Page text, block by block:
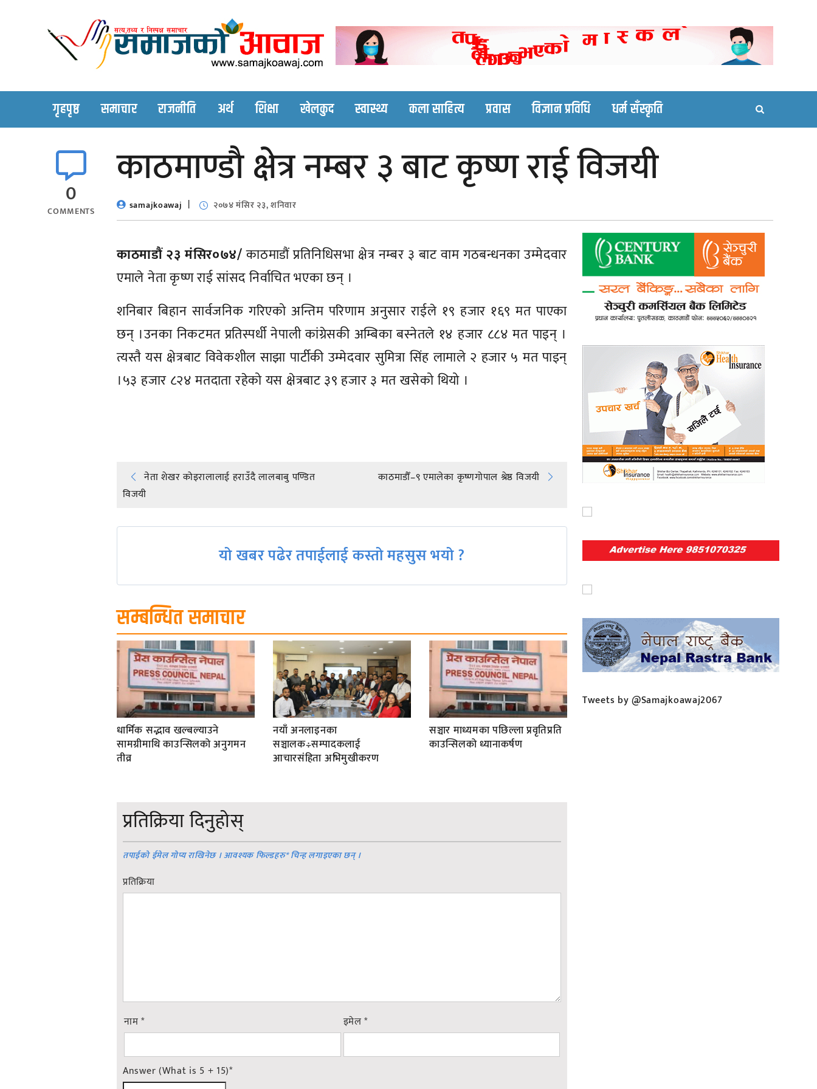
Nepali online news portal site
Nepali online news portal site
गृहपृष्ठ समाचार राजनीति अर्थ शिक्षा खेलकुद स्वास्थ्य कला साहित्य प्रवास विज्ञान प्रविधि धर्म सँस्कृति
0
COMMENTS
काठमाण्डाै क्षेत्र नम्बर ३ बाट कृष्ण राई विजयी
samajkoawaj २०७४ मंसिर २३, शनिवार
काठमाडौं २३ मंसिर०७४/काठमाडौं प्रतिनिधिसभा क्षेत्र नम्बर ३ बाट वाम गठबन्धनका उम्मेदवार
एमाले नेता कृष्ण राई सांसद निर्वाचित भएका छन् ।
शनिबार बिहान सार्वजनिक गरिएको अन्तिम परिणाम अनुसार राईले १९ हजार १६९ मत पाएका
छन् ।उनका निकटमत प्रतिस्पर्धी नेपाली कांग्रेसकी अम्बिका बस्नेतले १४ हजार ८८४ मत पाइन् ।
त्यस्तै यस क्षेत्रबाट विवेकशील साझा पार्टीकी उम्मेदवार सुमित्रा सिंह लामाले २ हजार ५ मत पाइन्
।५३ हजार ८२४ मतदाता रहेको यस क्षेत्रबाट ३९ हजार ३ मत खसेको थियो ।
Post
navigation
नेता शेखर कोइरालालाई हराउँदै लालबाबु पण्डित
विजयी
काठमाडौँ–९ एमालेका कृष्णगोपाल श्रेष्ठ विजयी
यो खबर पढेर तपाईलाई कस्तो महसुस भयो ?
सम्बन्धित समाचार
धार्मिक सद्भाव खल्बल्याउने
सामग्रीमाथि काउन्सिलको अनुगमन
तीव्र
नयाँ अनलाइनका
सञ्चालक÷सम्पादकलाई
आचारसंहिता अभिमुखीकरण
सञ्चार माध्यमका पछिल्ला प्रवृतिप्रति
काउन्सिलको ध्यानाकर्षण
प्रतिक्रिया दिनुहोस्
तपाईको ईमेल गोप्य राखिनेछ । आवश्यक फिल्डहरु*चिन्ह लगाइएका छन् ।
प्रतिक्रिया
नाम* इमेल*
Answer (What is 5 + 15)*
Tweets by @Samajkoawaj2067